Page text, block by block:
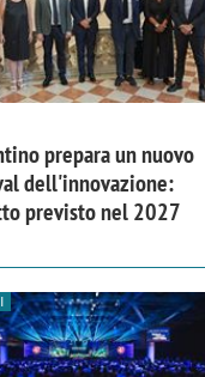
prepara un nuovo
dell'innovazione:
previsto nel 2027